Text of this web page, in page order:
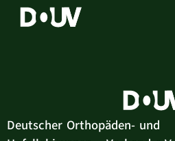
eja
Deutscher Orthopäden- und